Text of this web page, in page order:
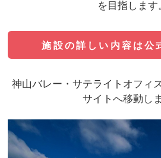
を目指します
施設の詳しい内容は公
神山バレー・サテライトオフィ
サイトへ移動しま